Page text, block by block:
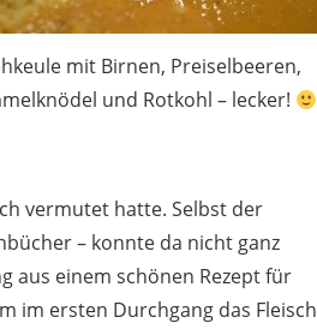
mit Birnen, Preiselbeeren,
und Rotkohl – lecker!
vermutet hatte. Selbst der
– konnte da nicht ganz
aus einem schönen Rezept für
im ersten Durchgang das Fleisch